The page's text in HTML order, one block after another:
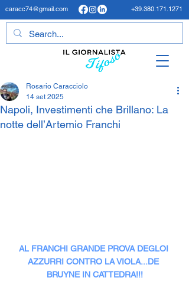
caracc74@gmail.com +39.380.171.1271
Napoli, Investimenti che Brillano: La
notte dell’Artemio Franchi
Rosario Caracciolo
14 set 2025
AL FRANCHI GRANDE PROVA DEGLOI
AZZURRI CONTRO LA VIOLA...DE
BRUYNE IN CATTEDRA!!!